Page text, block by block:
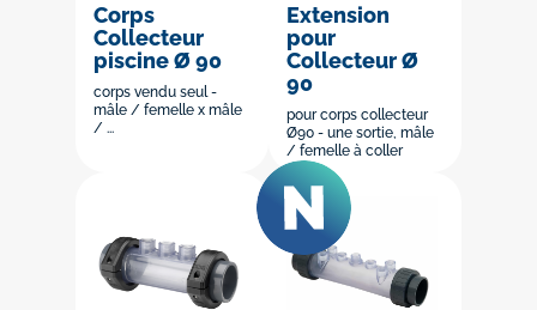
Corps
Collecteur
piscine Ø 90
corps vendu seul -
mâle / femelle x mâle
/ ...
Extension
pour
Collecteur Ø
90
pour corps collecteur
Ø90 - une sortie, mâle
/ femelle à coller